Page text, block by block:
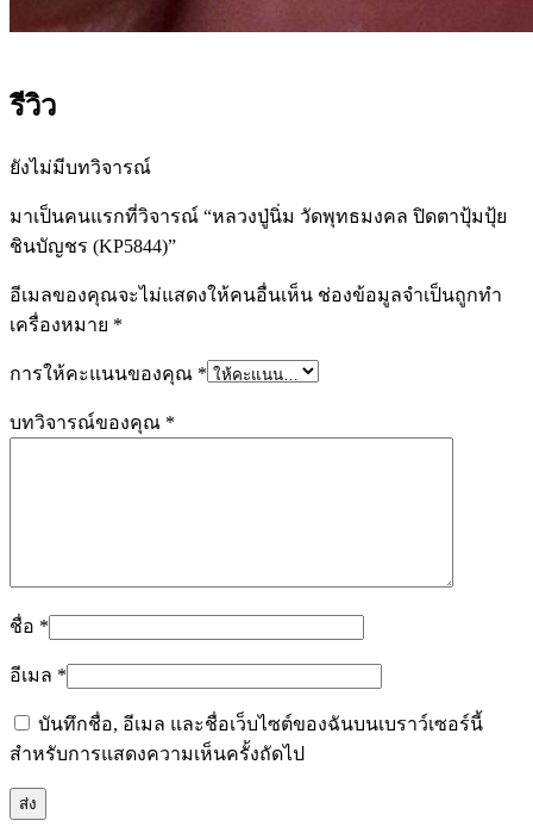
รีวิว
ยังไม่มีบทวิจารณ์
มาเป็นคนแรกที่วิจารณ์ “หลวงปู่นิ่ม วัดพุทธมงคล ปิดตาปุ้มปุ้ย
ชินบัญชร (KP5844)”
อีเมลของคุณจะไม่แสดงให้คนอื่นเห็น ช่องข้อมูลจำเป็นถูกทำ
เครื่องหมาย *
การให้คะแนนของคุณ *
บทวิจารณ์ของคุณ *
ชื่อ *
อีเมล *
บันทึกชื่อ, อีเมล และชื่อเว็บไซต์ของฉันบนเบราว์เซอร์นี้
สำหรับการแสดงความเห็นครั้งถัดไป